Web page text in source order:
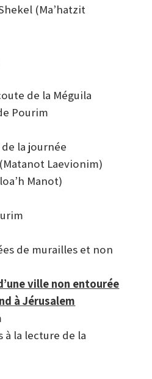
(Ma’hatzit
de la Méguila
Pourim
la journée
Laevionim)
Manot)
de murailles et non
ville non entourée
à Jérusalem
à la lecture de la